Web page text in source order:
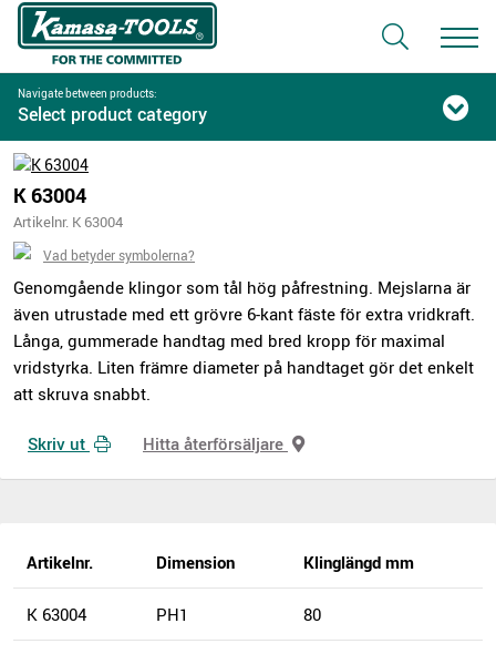
Navigate between products:
Select product category
K 63004
Artikelnr. K 63004
Vad betyder symbolerna?
Genomgående klingor som tål hög påfrestning. Mejslarna är
även utrustade med ett grövre 6-kant fäste för extra vridkraft.
Långa, gummerade handtag med bred kropp för maximal
vridstyrka. Liten främre diameter på handtaget gör det enkelt
att skruva snabbt.
Skriv ut Hitta återförsäljare
Artikelnr. Dimension Klinglängd mm
K 63004 PH1 80